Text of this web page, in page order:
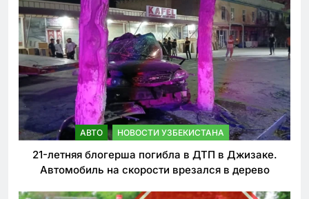
АВТО НОВОСТИ УЗБЕКИСТАНА
21-летняя блогерша погибла в ДТП в Джизаке.
Автомобиль на скорости врезался в дерево